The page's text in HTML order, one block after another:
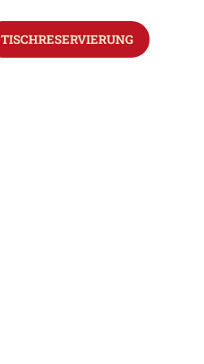
TISCHRESERVIERUNG